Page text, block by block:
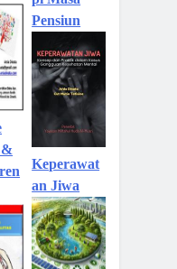
Pensiun
Keperawat
an Jiwa